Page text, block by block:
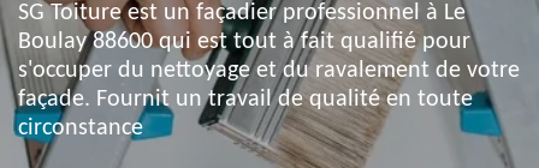
SG Toiture est un façadier professionnel à Le
Boulay 88600 qui est tout à fait qualifié pour
s'occuper du nettoyage et du ravalement de votre
façade. Fournit un travail de qualité en toute
circonstance